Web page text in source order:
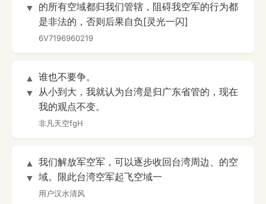
▼
的所有空域都归我们管辖，阻碍我空军的行为都
是非法的，否则后果自负[灵光一闪]
6V7196960219
▲
▼
谁也不要争。
从小到大，我就认为台湾是归广东省管的，现在
我的观点不变。
非凡天空fgH
▲
▼
我们解放军空军，可以逐步收回台湾周边、的空
域。限此台湾空军起飞空域一
用户汉水清风